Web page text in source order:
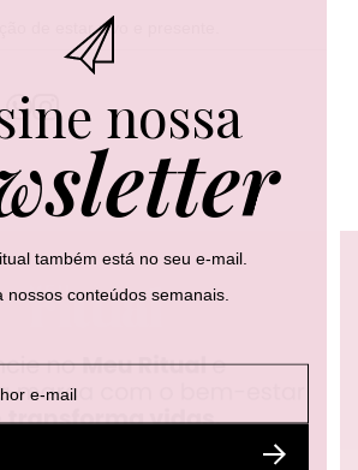
de estar vivo e presente.
nossa
também está no seu e-mail.
nossos conteúdos semanais.